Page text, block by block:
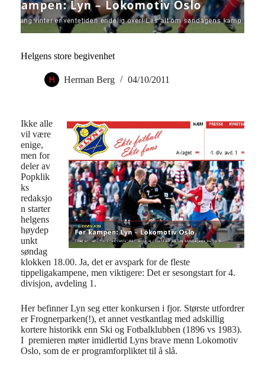
Helgens store begivenhet
Herman Berg 04/10/2011
Ikke alle
vil være
enige,
men for
deler av
Popklik
ks
redaksjo
n starter
helgens
høydep
unkt
søndag
klokken 18.00. Ja, det er avspark for de fleste
tippeligakampene, men viktigere: Det er sesongstart for 4.
divisjon, avdeling 1.
Her befinner Lyn seg etter konkursen i fjor. Største utfordrer
er Frognerparken(!), et annet vestkantlag med adskillig
kortere historikk enn Ski og Fotbalklubben (1896 vs 1983).
I premieren møter imidlertid Lyns brave menn Lokomotiv
Oslo, som de er programforpliktet til å slå.